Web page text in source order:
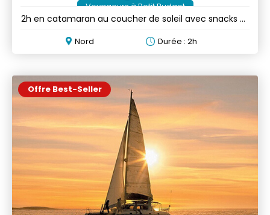
Voyageurs à Petit Budget
2h en catamaran au coucher de soleil avec snacks et
Nord Durée : 2h
Offre Best-Seller